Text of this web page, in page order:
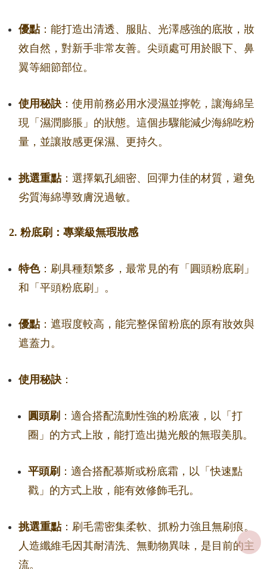
優點：能打造出清透、服貼、光澤感強的底妝，妝
效自然，對新手非常友善。尖頭處可用於眼下、鼻
翼等細節部位。
使用秘訣 ：使用前務必用水浸濕並擰乾，讓海綿呈
現「濕潤膨脹」的狀態。這個步驟能減少海綿吃粉
量，並讓妝感更保濕、更持久。
挑選重點：選擇氣孔細密、回彈力佳的材質，避免
劣質海綿導致膚況過敏。
2. 粉底刷：專業級無瑕妝感
特色：刷具種類繁多，最常見的有「圓頭粉底刷」
和「平頭粉底刷」。
優點：遮瑕度較高，能完整保留粉底的原有妝效與
遮蓋力。
使用秘訣 ：
圓頭刷 ：適合搭配流動性強的粉底液，以「打
圈」的方式上妝，能打造出拋光般的無瑕美肌。
平頭刷 ：適合搭配慕斯或粉底霜，以「快速點
戳」的方式上妝，能有效修飾毛孔。
挑選重點：刷毛需密集柔軟、抓粉力強且無刷痕。
人造纖維毛因其耐清洗、無動物異味，是目前的主
流。